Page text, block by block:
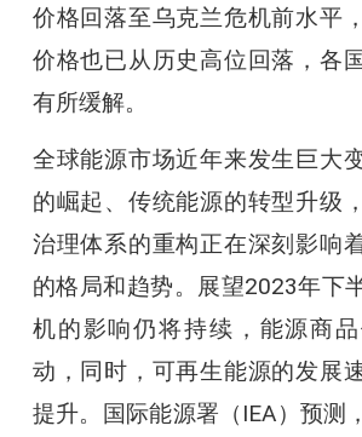
价格回落至乌克兰危机前水平
价格也已从历史高位回落，各
有所缓解。
全球能源市场近年来发生巨大
的崛起、传统能源的转型升级
治理体系的重构正在深刻影响
的格局和趋势。展望2023年下
机的影响仍将持续，能源商
动，同时，可再生能源的发展
提升。国际能源署（IEA）预测